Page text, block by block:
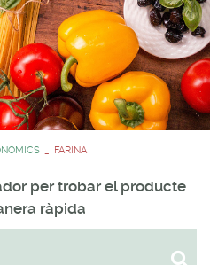
FARINA
per trobar el producte
ràpida